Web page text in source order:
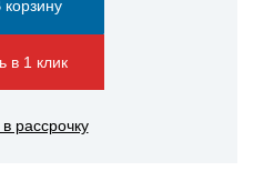
в 1 клик
рассрочку